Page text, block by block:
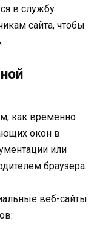
в службу
сайта, чтобы
как временно
окон в
или
браузера.
веб-сайты